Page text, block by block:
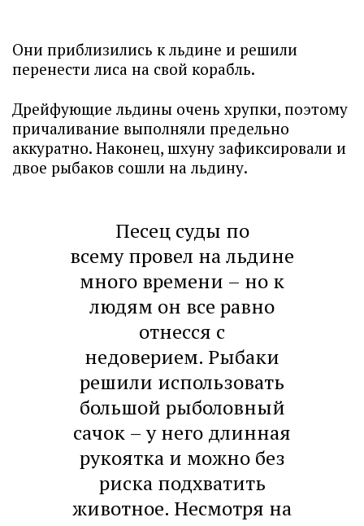
Они приблизились к льдине и решили
перенести лиса на свой корабль.
Дрейфующие льдины очень хрупки, поэтому
причаливание выполняли предельно
аккуратно. Наконец, шхуну зафиксировали и
двое рыбаков сошли на льдину.
Песец суды по
всему провел на льдине
много времени – но к
людям он все равно
отнесся с
недоверием. Рыбаки
решили использовать
большой рыболовный
сачок – у него длинная
рукоятка и можно без
риска подхватить
животное. Несмотря на